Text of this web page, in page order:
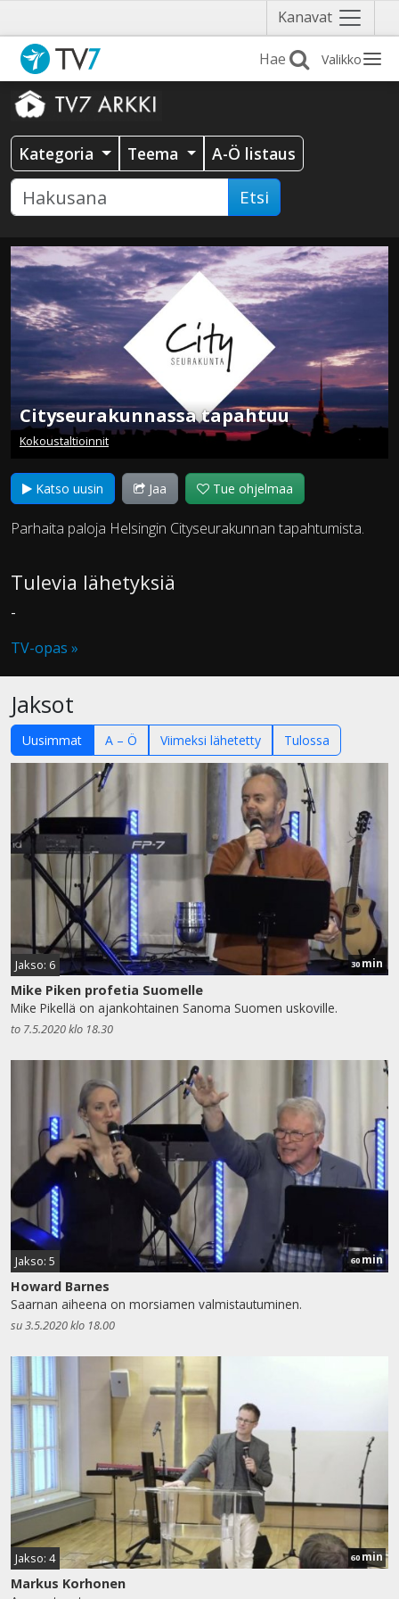
Kanavat Näytä
valikko
Valikko
Kategoria Teema A-Ö listaus
Etsi
Cityseurakunnassa tapahtuu
Kokoustaltioinnit
Katso uusin Jaa Tue ohjelmaa
Parhaita paloja Helsingin Cityseurakunnan tapahtumista.
Tulevia lähetyksiä
-
TV-opas »
Jaksot
Uusimmat A – Ö Viimeksi lähetetty Tulossa
Jakso: 6 30min
Mike Piken profetia Suomelle
Mike Pikellä on ajankohtainen Sanoma Suomen uskoville.
to 7.5.2020 klo 18.30
Jakso: 5 60 min
Howard Barnes
Saarnan aiheena on morsiamen valmistautuminen.
su 3.5.2020 klo 18.00
Jakso: 4 60 min
Markus Korhonen